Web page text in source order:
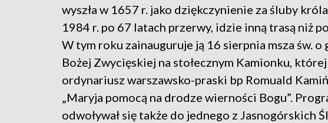
wyszła w 1657 r. jako dziękczynienie za śluby
1984 r. po 67 latach przerwy, idzie inną trasą niż
W tym roku zainauguruje ją 16 sierpnia msza św.
Bożej Zwycięskiej na stołecznym Kamionku,
ordynariusz warszawsko-praski bp Romuald
„Maryja pomocą na drodze wierności Bogu”.
odwoływał się także do jednego z Jasnogórskich